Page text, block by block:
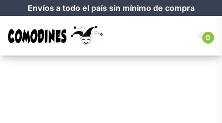
Envíos a todo el país sin mínimo de compra
0